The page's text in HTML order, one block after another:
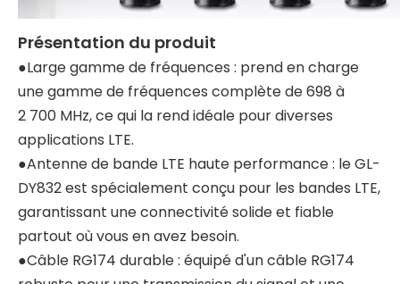
Présentation du produit
●Large gamme de fréquences : prend en charge
une gamme de fréquences complète de 698 à
2 700 MHz, ce qui la rend idéale pour diverses
applications LTE.
●Antenne de bande LTE haute performance : le GL-
DY832 est spécialement conçu pour les bandes LTE,
garantissant une connectivité solide et fiable
partout où vous en avez besoin.
●Câble RG174 durable : équipé d'un câble RG174